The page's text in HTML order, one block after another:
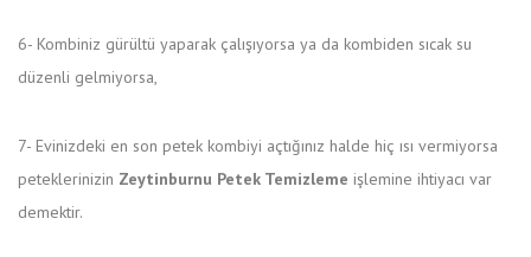
6- Kombiniz gürültü yaparak çalışıyorsa ya da kombiden sıcak su
düzenli gelmiyorsa,
7- Evinizdeki en son petek kombiyi açtığınız halde hiç ısı vermiyorsa
peteklerinizin Zeytinburnu Petek Temizleme işlemine ihtiyacı var
demektir.